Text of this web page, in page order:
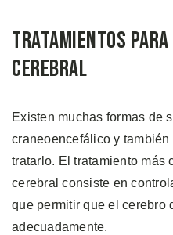
Tratamientos para
Cerebral
Existen muchas formas de
craneoencefálico y
tratarlo. El tratamiento más
cerebral consiste en
que permitir que el cerebro
adecuadamente.